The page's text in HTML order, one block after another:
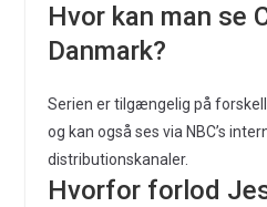
Hvor kan man se
Danmark?
Serien er tilgængelig på
og kan også ses via NBC’s
distributionskanaler.
Hvorfor forlod